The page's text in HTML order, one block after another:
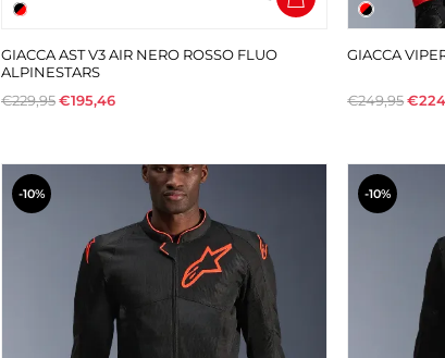
GIACCA AST V3 AIR NERO ROSSO FLUO
ALPINESTARS
€229,95€195,46
GIACCA
€249,95
-10% -10%